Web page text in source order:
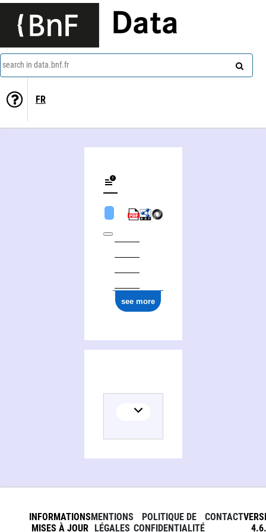
Data
search in data.bnf.fr
FR
see more
INFORMATIONS
MISES À JOUR
MENTIONS
LÉGALES
POLITIQUE DE
CONFIDENTIALITÉ
CONTACT